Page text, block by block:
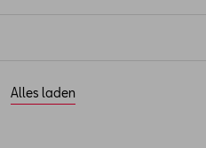
Alles laden